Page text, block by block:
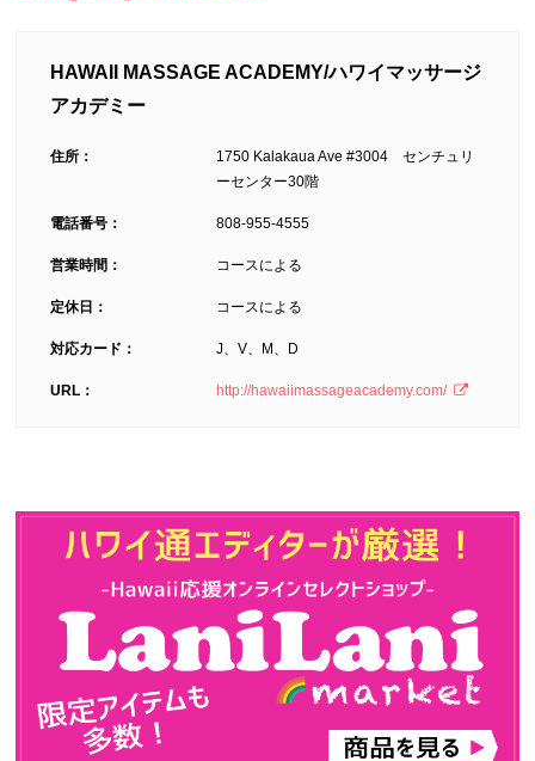
HAWAII MASSAGE ACADEMY/ハワイマッサージ
アカデミー
住所：
1750 Kalakaua Ave #3004 センチュリ
ーセンター30階
電話番号： 808-955-4555
営業時間： コースによる
定休日： コースによる
対応カード： J、V、M、D
URL： http://hawaiimassageacademy.com/